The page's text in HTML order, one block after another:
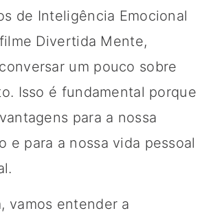
de Inteligência Emocional
Divertida Mente,
um pouco sobre
Isso é fundamental porque
para a nossa
e para a nossa vida pessoal
vamos entender a